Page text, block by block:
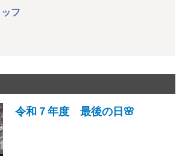
フ
令和７年度 最後の日🌸